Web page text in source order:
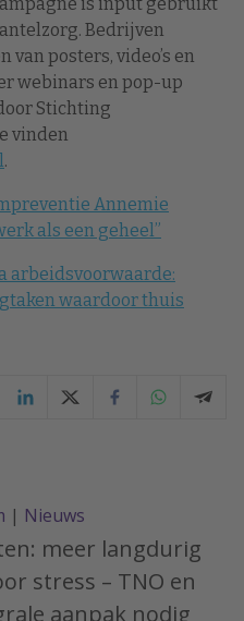
Bedrijven
posters, video’s en
webinars en pop-up
Stichting
vinden
.
Annemie
als een geheel”
arbeidsvoorwaarde:
waardoor thuis
| Nieuws
meer langdurig
stress – TNO en
aanpak nodig